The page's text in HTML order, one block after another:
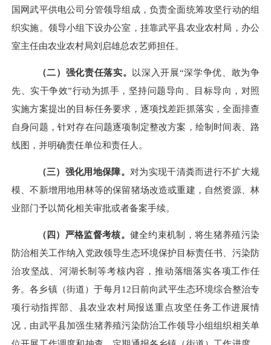
国网武平供电公司分管领导组成，负责全面统筹攻坚行动的组
织实施。领导小组下设办公室，挂靠武平县农业农村局 ，办公
室主任由农业农村局刘启雄总农艺师担任。
（二）强化责任落实。 以深入开展“深学争优、敢为争
先、实干争效”行动为抓手， 坚持问题导向、目标导向，对照
实施方案提出的目标任务要求， 逐项找差距抓落实，全面排查
自身问题，针对存在问题逐项制定整改方案，绘制时间表、路
线图，并明确责任单位和责任人。
（三）强化用地保障。 对为实现干清粪而进行不扩大规
模、不新增用地用林等的保留猪场改造或重建，自然资源、林
业部门予以简化相关审批或者备案手续。
（四）严格监督考核。 健全约束机制，将生猪养殖污染
防治相关工作纳入党政领导生态环境保护目标责任书、污染防
治攻坚战、河湖长制等考核内容，推动落细落实各项工作任
务。各乡镇（街道）于每月 12日前向武平生态环境综合整治专
项行动指挥部、县农业农村局报送重点攻坚任务工作进展情
况，由武平县加强生猪养殖污染防治工作领导小组组织相关单